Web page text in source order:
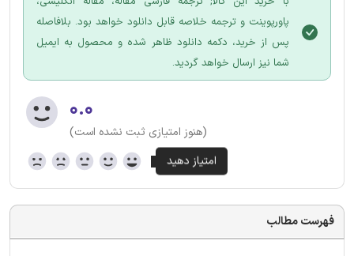
پاورپوینت و ترجمه خلاصه قابل دانلود خواهد بود. بلافاصله
پس از خرید، دکمه دانلود ظاهر شده و محصول به ایمیل
شما نیز ارسال خواهد گردید.
۰.۰
(هنوز امتیازی ثبت نشده است)
فهرست مطالب